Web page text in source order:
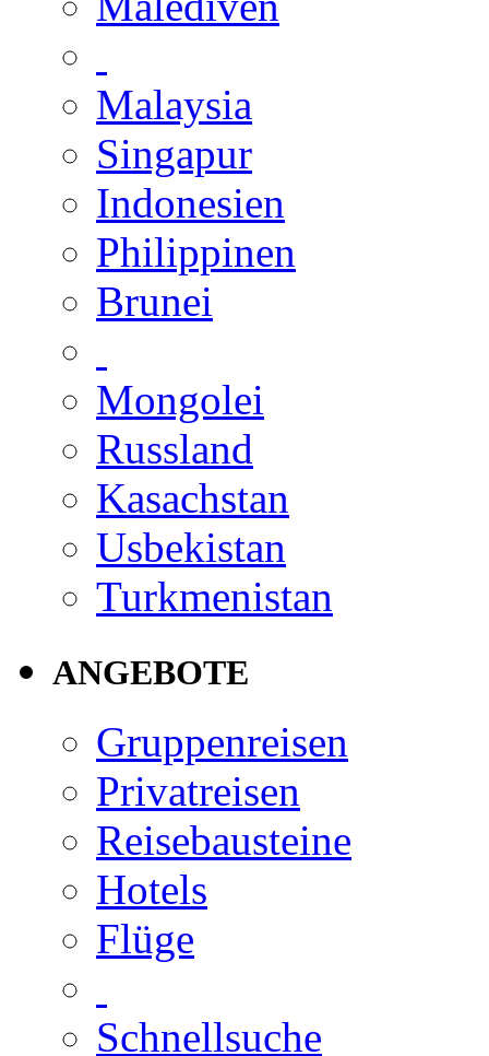
Malaysia
Singapur
Indonesien
Philippinen
Brunei
Mongolei
Russland
Kasachstan
Usbekistan
Turkmenistan
ANGEBOTE
Gruppenreisen
Privatreisen
Reisebausteine
Hotels
Flüge
Schnellsuche